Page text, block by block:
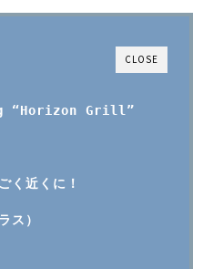
CLOSE
“Horizon Grill”
く近くに！
ス）